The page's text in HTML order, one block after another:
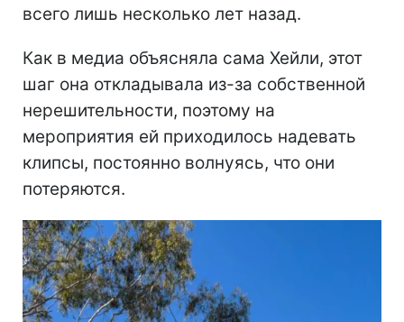
всего лишь несколько лет назад.
Как в медиа объясняла сама Хейли, этот
шаг она откладывала из-за собственной
нерешительности, поэтому на
мероприятия ей приходилось надевать
клипсы, постоянно волнуясь, что они
потеряются.